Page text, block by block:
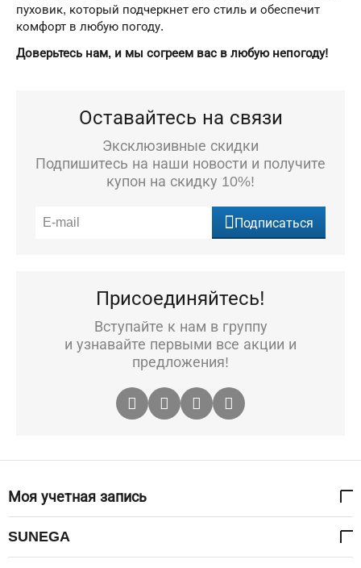
пуховик, который подчеркнет его стиль и обеспечит
комфорт в любую погоду.
Доверьтесь нам, и мы согреем вас в любую непогоду!
Оставайтесь на связи
Эксклюзивные скидки
Подпишитесь на наши новости и получите
купон на скидку 10%!
Подписаться
Присоединяйтесь!
Вступайте к нам в группу
и узнавайте первыми все акции и
предложения!
Моя учетная запись
SUNEGA